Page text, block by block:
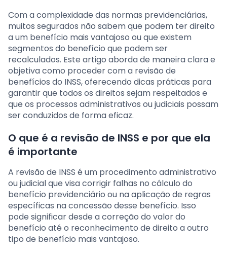
Com a complexidade das normas previdenciárias,
muitos segurados não sabem que podem ter direito
a um benefício mais vantajoso ou que existem
segmentos do benefício que podem ser
recalculados. Este artigo aborda de maneira clara e
objetiva como proceder com a revisão de
benefícios do INSS, oferecendo dicas práticas para
garantir que todos os direitos sejam respeitados e
que os processos administrativos ou judiciais possam
ser conduzidos de forma eficaz.
O que é a revisão de INSS e por que ela
é importante
A revisão de INSS é um procedimento administrativo
ou judicial que visa corrigir falhas no cálculo do
benefício previdenciário ou na aplicação de regras
específicas na concessão desse benefício. Isso
pode significar desde a correção do valor do
benefício até o reconhecimento de direito a outro
tipo de benefício mais vantajoso.